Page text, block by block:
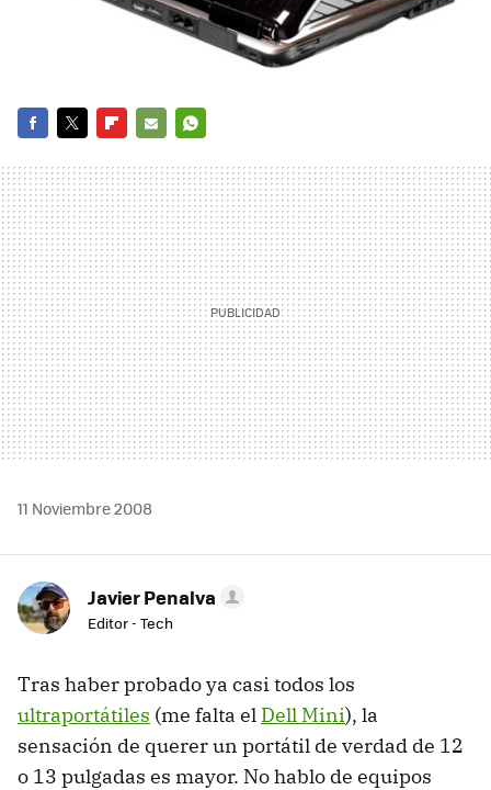
MAIL
11 Noviembre 2008
Javier Penalva
Editor - Tech
Tras haber probado ya casi todos los
ultraportátiles (me falta el Dell Mini), la
sensación de querer un portátil de verdad de 12
o 13 pulgadas es mayor. No hablo de equipos